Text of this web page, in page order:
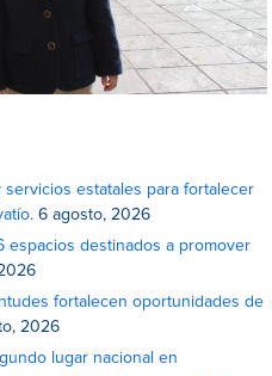
servicios estatales para fortalecer
6 agosto, 2026
espacios destinados a promover
fortalecen oportunidades de
2026
lugar nacional en